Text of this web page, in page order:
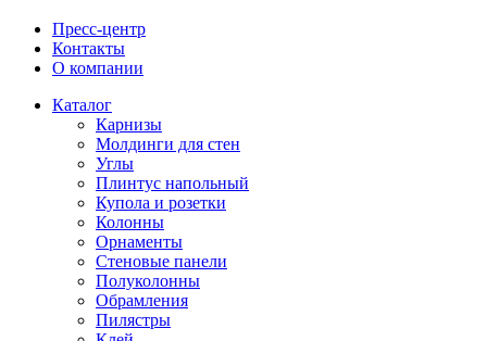
Пресс-центр
Контакты
О компании
Каталог
Карнизы
Молдинги для стен
Углы
Плинтус напольный
Купола и розетки
Колонны
Орнаменты
Стеновые панели
Полуколонны
Обрамления
Пилястры